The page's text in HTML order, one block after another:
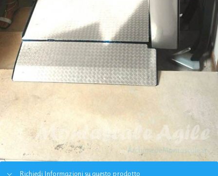
Richiedi Informazioni su questo prodotto